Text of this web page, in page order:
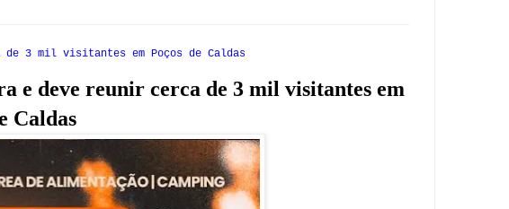
3 mil visitantes em Poços de Caldas
e deve reunir cerca de 3 mil visitantes em
Caldas